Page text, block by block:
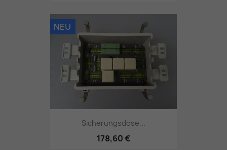
Sicherungsdose...
178,60 €
NEU